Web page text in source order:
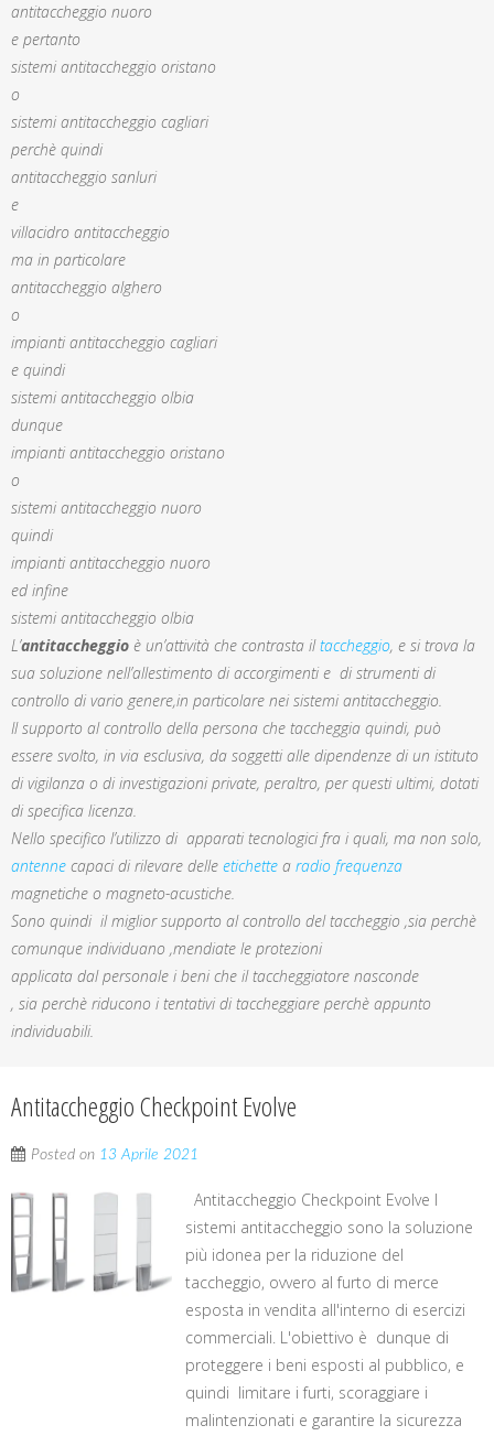
antitaccheggio nuoro
e pertanto
sistemi antitaccheggio oristano
o
sistemi antitaccheggio cagliari
perchè quindi
antitaccheggio sanluri
e
villacidro antitaccheggio
ma in particolare
antitaccheggio alghero
o
impianti antitaccheggio cagliari
e quindi
sistemi antitaccheggio olbia
dunque
impianti antitaccheggio oristano
o
sistemi antitaccheggio nuoro
quindi
impianti antitaccheggio nuoro
ed infine
sistemi antitaccheggio olbia
L’antitaccheggio è un’attività che contrasta iltaccheggio, e si trova la
sua soluzione nell’allestimento di accorgimenti e di strumenti di
controllo di vario genere,in particolare nei sistemi antitaccheggio.
Il supporto al controllo della persona che taccheggia quindi, può
essere svolto, in via esclusiva, da soggetti alle dipendenze di un istituto
di vigilanza o di investigazioni private, peraltro, per questi ultimi, dotati
di specifica licenza.
Nello specifico l’utilizzo di apparati tecnologici fra i quali, ma non solo,
antenne capaci di rilevare delle etichette a radio frequenza
magnetiche o magneto-acustiche.
Sono quindi il miglior supporto al controllo del taccheggio ,sia perchè
comunque individuano ,mendiate le protezioni
applicata dal personale i beni che il taccheggiatore nasconde
, sia perchè riducono i tentativi di taccheggiare perchè appunto
individuabili.
Antitaccheggio Checkpoint Evolve
Posted on 13 Aprile 2021
Antitaccheggio Checkpoint Evolve I
sistemi antitaccheggio sono la soluzione
più idonea per la riduzione del
taccheggio, ovvero al furto di merce
esposta in vendita all'interno di esercizi
commerciali. L'obiettivo è dunque di
proteggere i beni esposti al pubblico, e
quindi limitare i furti, scoraggiare i
malintenzionati e garantire la sicurezza